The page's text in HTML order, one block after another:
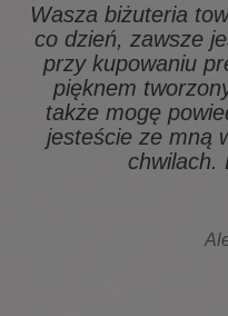
Wasza biżuteria
co dzień, zawsze
przy kupowaniu
pięknem
także mogę
jesteście ze mną
chwilach.